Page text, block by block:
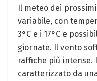
Il meteo dei
variabile, con
3°C e i 17°C e
giornate. Il vento
raffiche più intense.
caratterizzato da